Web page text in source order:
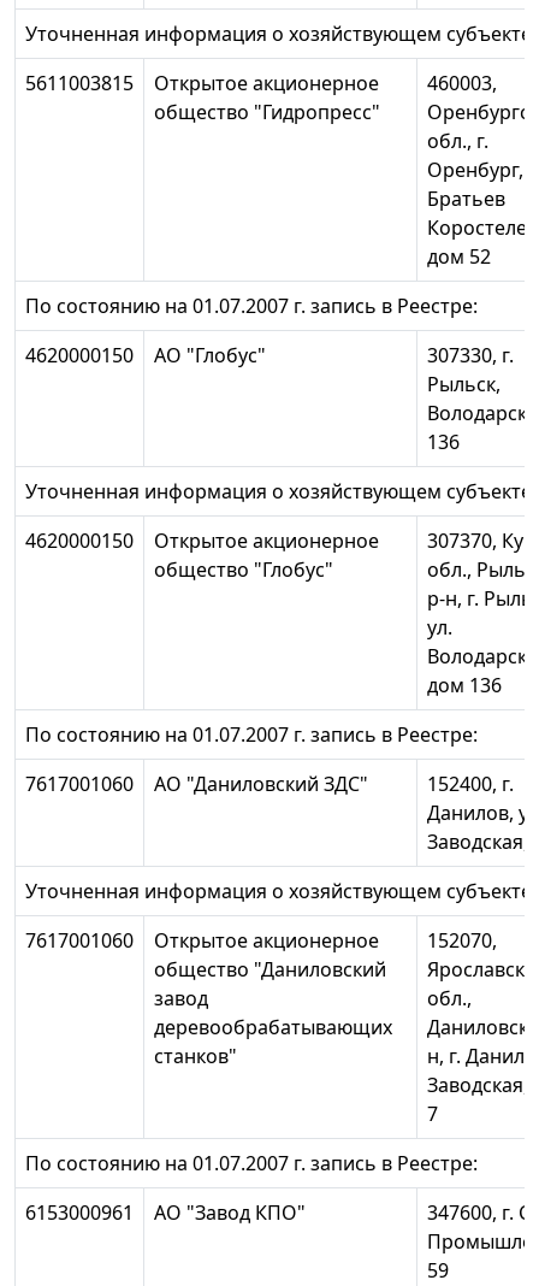
Уточненная информация о хозяйствующем субъекте:
5611003815
Открытое акционерное
общество "Гидропресс"
460003,
обл., г.
Оренбург,
Братьев
дом 52
По состоянию на 01.07.2007 г. запись в Реестре:
4620000150
АО "Глобус"
307330, г.
Рыльск,
136
Уточненная информация о хозяйствующем субъекте:
4620000150
Открытое акционерное
общество "Глобус"
307370,
обл.,
р-н, г.
ул.
дом 136
По состоянию на 01.07.2007 г. запись в Реестре:
7617001060
АО "Даниловский ЗДС"
152400, г.
Данилов,
Заводская,
Уточненная информация о хозяйствующем субъекте:
7617001060
Открытое акционерное
общество "Даниловский
завод
деревообрабатывающих
станков"
152070,
обл.,
н, г.
Заводская,
7
По состоянию на 01.07.2007 г. запись в Реестре:
6153000961
АО "Завод КПО"
347600, г.
59